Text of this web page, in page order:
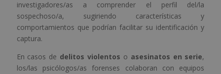
investigadores/as a comprender el perfil del/la
sospechoso/a, sugiriendo características y
comportamientos que podrían facilitar su identificación y
captura.
En casos de delitos violentos o asesinatos en serie,
los/las psicólogos/as forenses colaboran con equipos